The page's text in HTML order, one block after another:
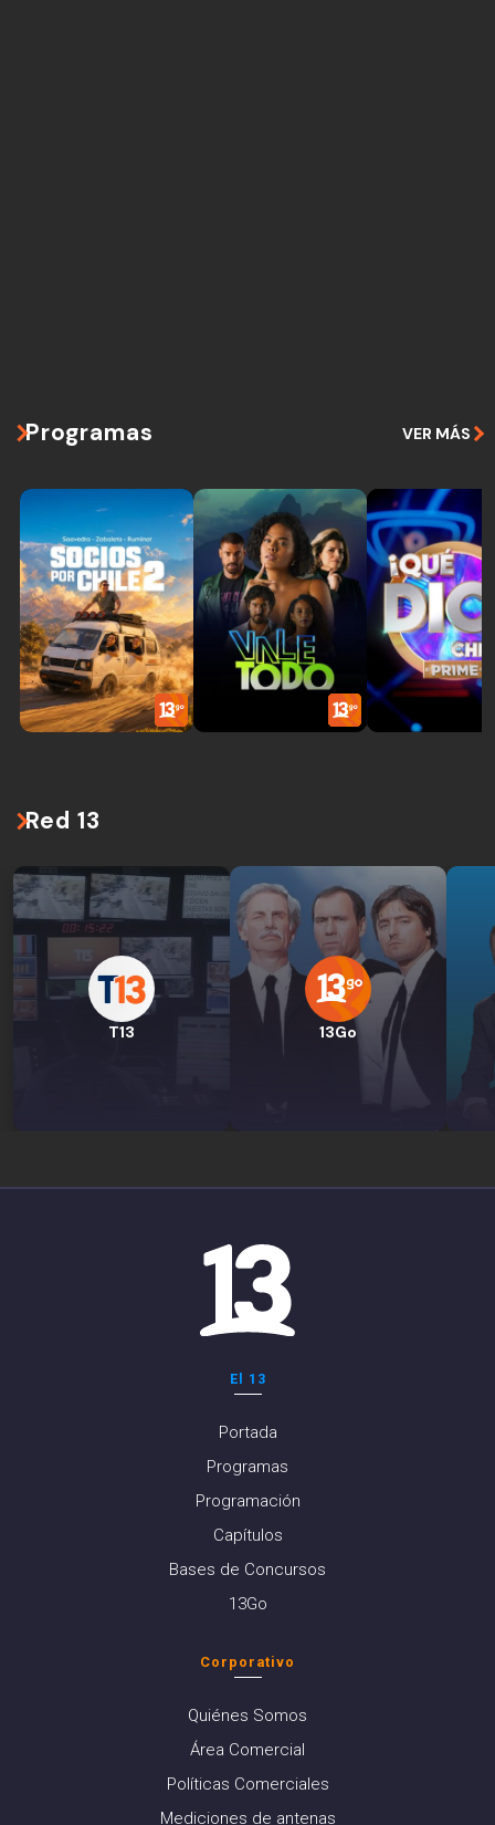
Programas VER MÁS
Red 13
T13 13Go
El 13
Portada
Programas
Programación
Capítulos
Bases de Concursos
13Go
Corporativo
Quiénes Somos
Área Comercial
Políticas Comerciales
Mediciones de antenas